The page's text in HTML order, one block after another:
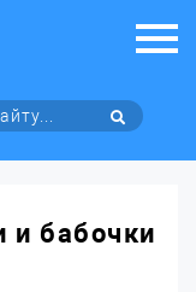
бабочки